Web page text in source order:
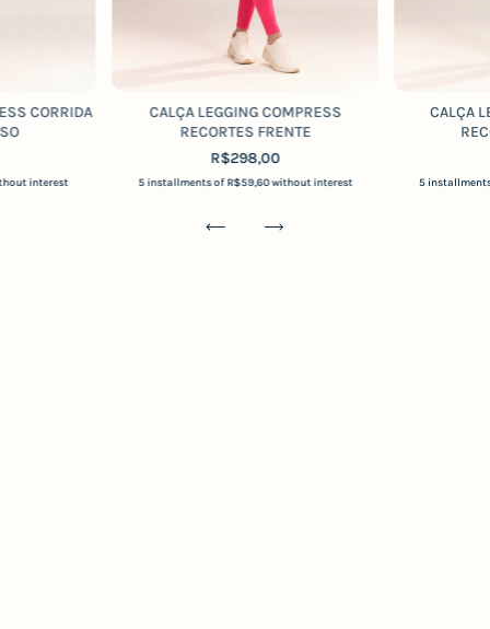
CORRIDA
interest
CALÇA LEGGING COMPRESS
RECORTES FRENTE
R$298,00
5 installments ofR$59,60without interest
CALÇA
5